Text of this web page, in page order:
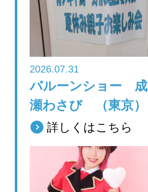
o
k
2026.07.31
バルーンショー 成
瀬わさび （東京）
詳しくはこちら